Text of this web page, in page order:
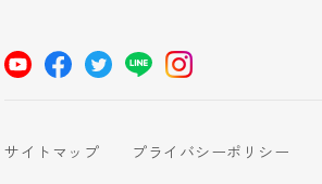
サイトマップ プライバシーポリシー